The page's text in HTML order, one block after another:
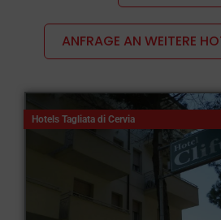
Die Hotels in Tagliata di Cervia, an der
und Cesenatico gelegen, sind der
ANFRAGE AN WEITERE
Hotels Tagliata di Cervia